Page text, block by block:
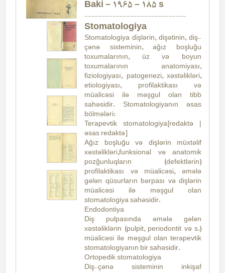
Baki – 1965 – 185 s
-----------------------------
Stomatologiya
Stomatologiya dişlərin, dişətinin, diş-
çənə sisteminin, ağız boşluğu
toxumalarının, üz və boyun
toxumalarının anatomiyası,
fiziologiyası, patogenezi, xəstəlikləri,
etiologiyası, profilaktikası və
müalicəsi ilə məşgul olan tibb
sahəsidir. Stomatologiyanın əsas
bölmələri:
Terapevtik stomatologiya[redaktə |
əsas redaktə]
Ağız boşluğu və dişlərin müxtəlif
xəstəlikləri,funksional və anatomik
pozğunluqların (defektlərin)
profilaktikası və müalicəsi, əmələ
gələn qüsurların bərpası və dişlərin
müalicəsi ilə məşgul olan
stomatologiya sahəsidir.
Endodontiya
Diş pulpasında əmələ gələn
xəstəliklərin (pulpit, periodontit və s.)
müalicəsi ilə məşgul olan terapevtik
stomatologiyanın bir sahəsidir.
Ortopedik stomatologiya
Diş-çənə sisteminin inkişaf